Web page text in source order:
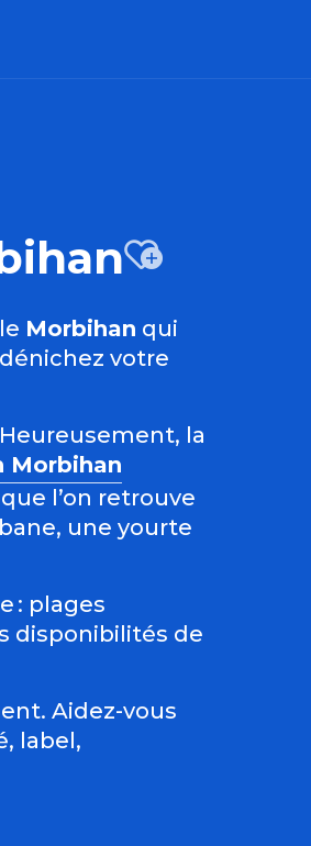
Morbihan qui
votre
la
Morbihan
l’on retrouve
une yourte
: plages
disponibilités de
Aidez-vous
label,